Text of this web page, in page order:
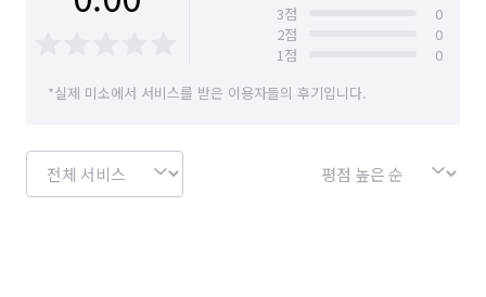
3점
0
2점
0
1점
0
*실제 미소에서 서비스를 받은 이용자들의 후기입니다.